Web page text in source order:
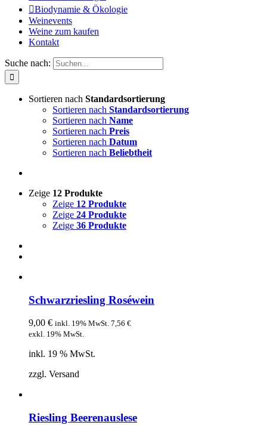
Biodynamie & Ökologie
Weinevents
Weine zum kaufen
Kontakt
Suche nach:
Sortieren nach Standardsortierung
Sortieren nach Standardsortierung
Sortieren nach Name
Sortieren nach Preis
Sortieren nach Datum
Sortieren nach Beliebtheit
Zeige 12 Produkte
Zeige 12 Produkte
Zeige 24 Produkte
Zeige 36 Produkte
Schwarzriesling Roséwein
9,00 € inkl. 19% MwSt. 7,56 €
exkl. 19% MwSt.
inkl. 19 % MwSt.
zzgl. Versand
Riesling Beerenauslese